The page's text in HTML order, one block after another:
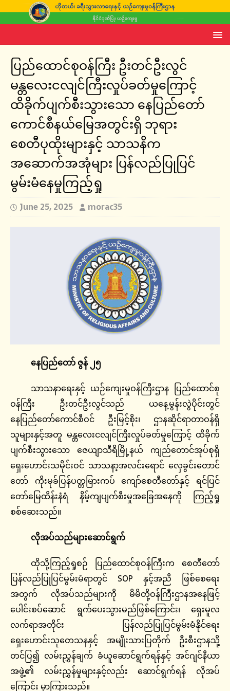
ပြည်ထောင်စုဝန်ကြီး ဦးတင်ဦးလွင်
မန္တလေးငလျင်ကြီးလှုပ်ခတ်မှုကြောင့်
ထိခိုက်ပျက်စီးသွားသော နေပြည်တော်
ကောင်စီနယ်မြေအတွင်းရှိ ဘုရား
စေတီပုထိုးများနှင့် သာသနိက
အဆောက်အအုံများ ပြန်လည်ပြုပြင်
မွမ်းမံနေမှုကြည့်ရှု
June 25, 2025 morac35
နေပြည်တော် ဇွန် ၂၅
သာသနာရေးနှင့် ယဉ်ကျေးမှုဝန်ကြီးဌာန ပြည်ထောင်စု
ဝန်ကြီး ဦးတင်ဦးလွင်သည် ယနေ့မွန်းလွဲပိုင်းတွင်
နေပြည်တော်ကောင်စီဝင် ဦးမြင့်စိုး၊ ဌာနဆိုင်ရာတာဝန်ရှိ
သူများနှင့်အတူ မန္တလေးငလျင်ကြီးလှုပ်ခတ်မှုကြောင့် ထိခိုက်
ပျက်စီးသွားသော ဇေယျာသီရိမြို့နယ် ကျည်တောင်အုပ်စုရှိ
ရှေးဟောင်းသမိုင်းဝင် သာသနာ့အလင်းရောင် လှေခွင်းတောင်
တော် ကိုးမုခ်ပြန်ပတ္တမြားကပ် ကျော်စေတီတော်နှင့် ရင်ပြင်
တော်မြေထိန်းနံရံ နိမ့်ကျပျက်စီးမှုအခြေအနေကို ကြည့်ရှု
စစ်ဆေးသည်။
လိုအပ်သည်များဆောင်ရွက်
ထိုသို့ကြည့်ရှုစဉ် ပြည်ထောင်စုဝန်ကြီးက စေတီတော်
ပြန်လည်ပြုပြင်မွမ်းမံရာတွင် SOP နှင့်အညီ ဖြစ်စေရေး
အတွက် လိုအပ်သည်များကို မိမိတို့ဝန်ကြီးဌာနအနေဖြင့်
ပေါင်းစပ်ဆောင် ရွက်ပေးသွားမည်ဖြစ်ကြောင်း၊ ရှေးမူလ
လက်ရာအတိုင်း ပြန်လည်ပြုပြင်မွမ်းမံနိုင်ရေး
ရှေးဟောင်းသုတေသနနှင့် အမျိုးသားပြတိုက် ဦးစီးဌာနသို့
တင်ပြ၍ လမ်းညွှန်ချက် ခံယူဆောင်ရွက်ရန်နှင့် အင်ဂျင်နီယာ
အဖွဲ့၏ လမ်းညွှန်မှုများနှင့်လည်း ဆောင်ရွက်ရန် လိုအပ်
ကြောင်း မှာကြားသည်။